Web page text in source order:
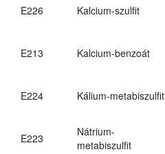
E226 Kalcium-szulfit
E213 Kalcium-benzoát
E224 Kálium-metabiszulfit
E223
Nátrium-
metabiszulfit